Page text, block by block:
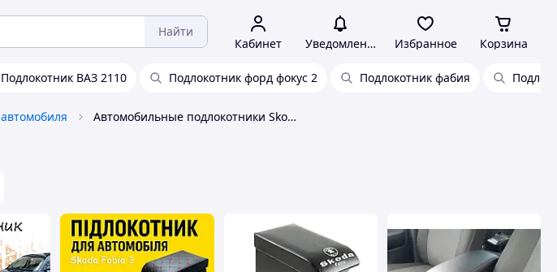
Найти
Кабинет Уведомления Избранное Корзина
Подлокотник ВАЗ 2110 Подлокотник форд фокус 2 Подлокотник фабия
Автомобильные подлокотники Skoda